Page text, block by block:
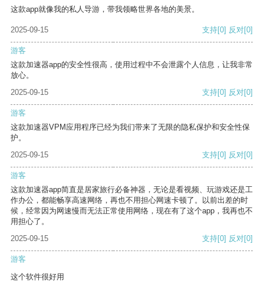
这款app就像我的私人导游，带我领略世界各地的美景。
2025-09-15 支持[0] 反对[0]
游客
这款加速器app的安全性很高，使用过程中不会泄露个人信息，让我非常
放心。
2025-09-15
支持[0] 反对[0]
游客
这款加速器VPM应用程序已经为我们带来了无限的隐私保护和安全性保
护。
2025-09-15
支持[0] 反对[0]
游客
这款加速器app简直是居家旅行必备神器，无论是看视频、玩游戏还是工
作办公，都能畅享高速网络，再也不用担心网速卡顿了。以前出差的时
候，经常因为网速慢而无法正常使用网络，现在有了这个app，我再也不
用担心了。
2025-09-15
支持[0] 反对[0]
游客
这个软件很好用